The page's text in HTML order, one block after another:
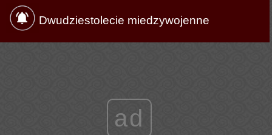
Dwudziestolecie miedzywojenne
ad